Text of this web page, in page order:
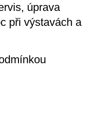
úprava
při výstavách a